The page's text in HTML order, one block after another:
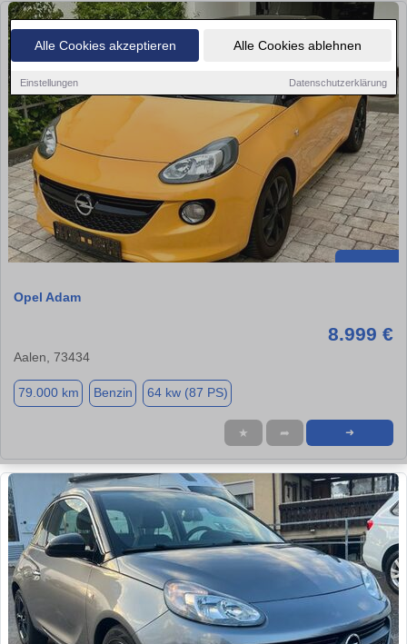
Alle Cookies akzeptieren Alle Cookies ablehnen
Einstellungen Datenschutzerklärung
Opel Adam
8.999 €
Aalen, 73434
79.000 km Benzin 64 kw (87 PS)
★ ➦ ➜